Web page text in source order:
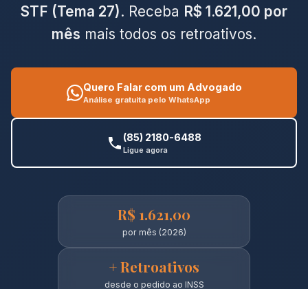
STF (Tema 27). Receba R$ 1.621,00 por
mês mais todos os retroativos.
Quero Falar com um Advogado
Análise gratuita pelo WhatsApp
(85) 2180-6488
Ligue agora
R$ 1.621,00
por mês (2026)
+ Retroativos
desde o pedido ao INSS